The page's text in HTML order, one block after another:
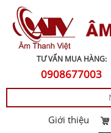
TƯ VẤN MUA HÀNG:
0908677003
Giới thiệu